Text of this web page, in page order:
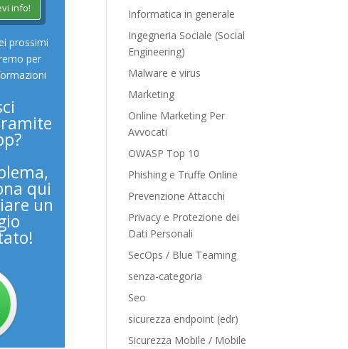
info!
prossimi
per
qui
un
Informatica in generale
Ingegneria Sociale (Social
Engineering)
Malware e virus
Marketing
Online Marketing Per
Avvocati
OWASP Top 10
Phishing e Truffe Online
Prevenzione Attacchi
Privacy e Protezione dei
Dati Personali
SecOps / Blue Teaming
senza-categoria
Seo
sicurezza endpoint (edr)
Sicurezza Mobile / Mobile